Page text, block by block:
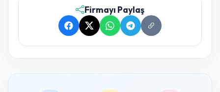
Firmayı Paylaş